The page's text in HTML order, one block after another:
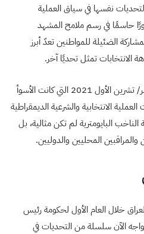
نفسها في سياق العملية
حاسمًا في رسم ملامح المشهد
الضئيلة للمواطنين تعدّ أبرز
الانتخابات تمثل تحديًا آخر.
فالتجربة الانتخابية السابقة في أكتوبر/ تشرين الأول 2021 التي كانت الأسوأ
منذ عام 2006، جعلت العملية الانتخابية والشرعية الديمقراطية
البايومترية لم تكن مثالية، بل
المحليين والدوليين.
خلال العام الأول لحكومة رئيس
الآن سلسلة من التحديات في